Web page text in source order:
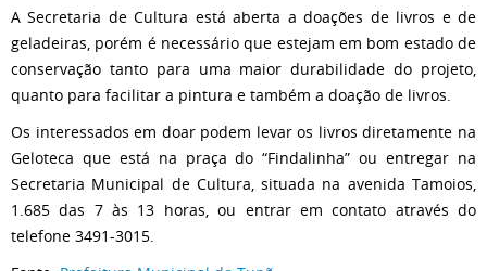
A Secretaria de Cultura está aberta a doações de livros e de
geladeiras, porém é necessário que estejam em bom estado de
conservação tanto para uma maior durabilidade do projeto,
quanto para facilitar a pintura e também a doação de livros.
Os interessados em doar podem levar os livros diretamente na
Geloteca que está na praça do “Findalinha” ou entregar na
Secretaria Municipal de Cultura, situada na avenida Tamoios,
1.685 das 7 às 13 horas, ou entrar em contato através do
telefone 3491-3015.